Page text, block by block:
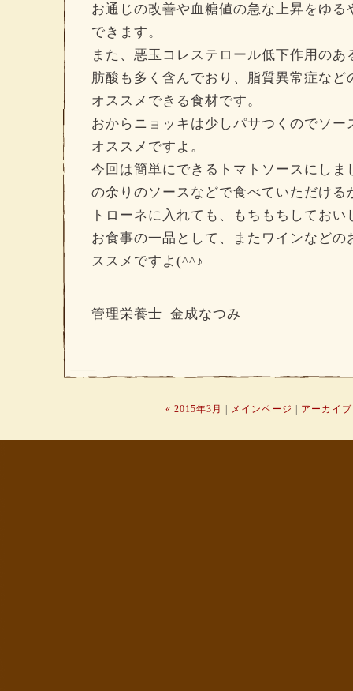
お通じの改善や血糖値の急な上昇をゆる
できます。
また、悪玉コレステロール低下作用の
肪酸も多く含んでおり、脂質異常症など
オススメできる食材です。
おからニョッキは少しパサつくのでソー
オススメですよ。
今回は簡単にできるトマトソースにしま
の余りのソースなどで食べていただける
トローネに入れても、もちもちしてお
お食事の一品として、またワインなどの
ススメですよ(^^♪
管理栄養士 金成なつみ
« 2015年3月 メインページ アーカイブ